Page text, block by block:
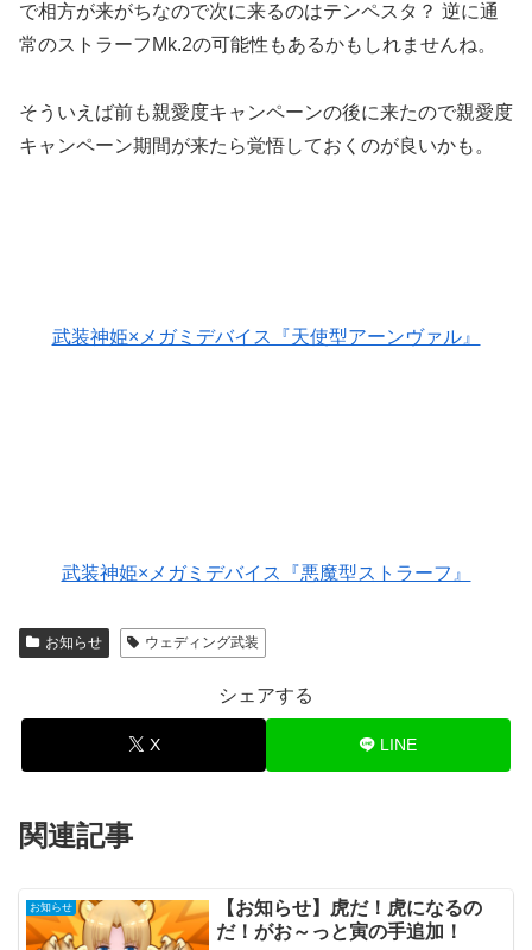
で相方が来がちなので次に来るのはテンペスタ？ 逆に通
常のストラーフMk.2の可能性もあるかもしれませんね。
そういえば前も親愛度キャンペーンの後に来たので親愛度
キャンペーン期間が来たら覚悟しておくのが良いかも。
武装神姫×メガミデバイス『天使型アーンヴァル』
武装神姫×メガミデバイス『悪魔型ストラーフ』
お知らせ ウェディング武装
シェアする
X LINE
関連記事
お知らせ
【お知らせ】虎だ！虎になるの
だ！がお～っと寅の手追加！